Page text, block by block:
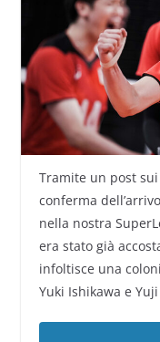
Tramite un post sui
conferma
nella nostra
era stato già
infoltisce una
Yuki Ishikawa e